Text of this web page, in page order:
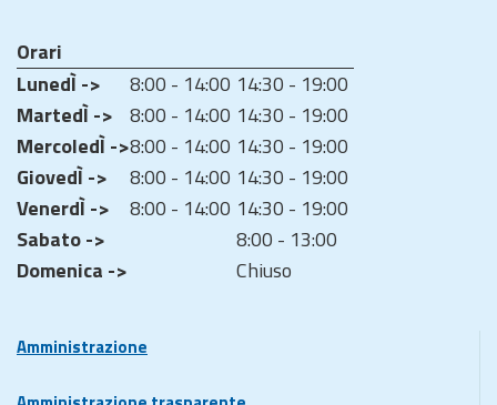
Orari
LunedÌ ->
8:00 - 14:00 14:30 - 19:00
MartedÌ -> 8:00 - 14:00 14:30 - 19:00
MercoledÌ ->8:00 - 14:00 14:30 - 19:00
GiovedÌ ->
8:00 - 14:00 14:30 - 19:00
VenerdÌ ->
8:00 - 14:00 14:30 - 19:00
Sabato ->
8:00 - 13:00
Domenica ->
Chiuso
Amministrazione